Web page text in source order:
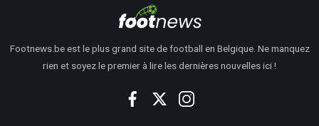
Footnews.be est le plus grand site de football en Belgique. Ne manquez
rien et soyez le premier à lire les dernières nouvelles ici !